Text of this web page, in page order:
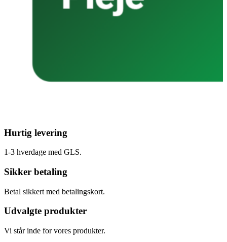
Hurtig levering
1-3 hverdage med GLS.
Sikker betaling
Betal sikkert med betalingskort.
Udvalgte produkter
Vi står inde for vores produkter.